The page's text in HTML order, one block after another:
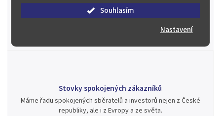
Souhlasím
Nastavení
Jsme zde pro Vás nepřetržitě již od roku 2000
Během té doby jsme v našich aukcích prodali významné sbírky i
jednotlivé kusy unikátních mincí, bankovek, řádů a vyznamenání
Stovky spokojených zákazníků
Máme řadu spokojených sběratelů a investorů nejen z České
republiky, ale i z Evropy a ze světa.